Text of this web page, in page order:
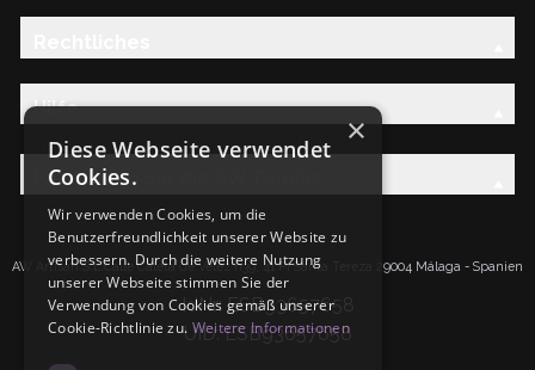
Hilfe
Entdecken Sie die AW-Familie
AW Artisan S.L.Calle Caleta de Velez n39, 41 PI Santa Tereza 29004 Málaga - Spanien
IdNr: ESB93657658
UID: ESB93657658
×
Diese Webseite verwendet
Cookies.
Wir verwenden Cookies, um die
Benutzerfreundlichkeit unserer Website zu
verbessern. Durch die weitere Nutzung
unserer Webseite stimmen Sie der
Verwendung von Cookies gemäß unserer
Cookie-Richtlinie zu. Weitere Informationen